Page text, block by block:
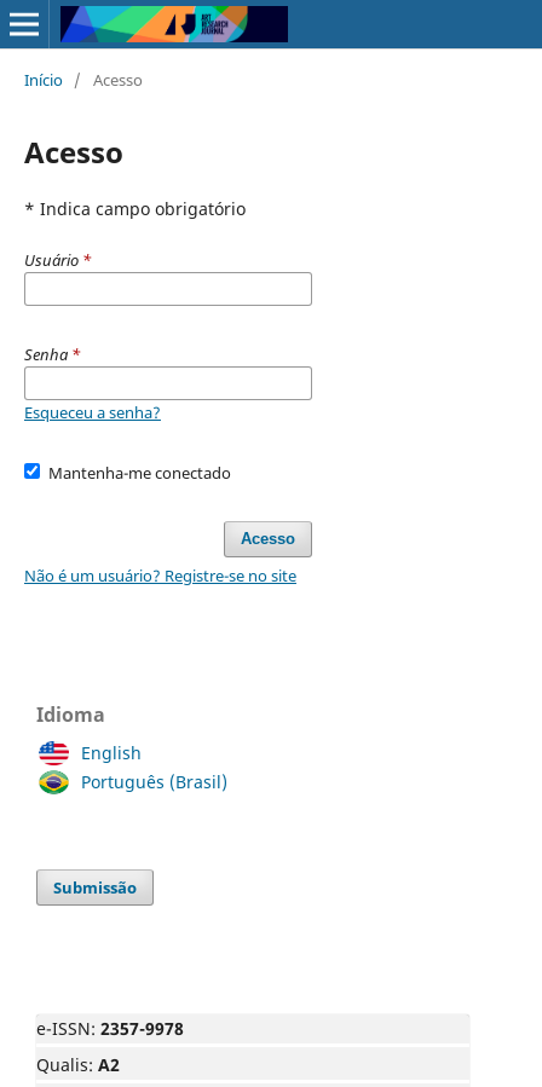
Início / Acesso
Acesso
* Indica campo obrigatório
Usuário *
Senha *
Esqueceu a senha?
Mantenha-me conectado
Acesso
Não é um usuário? Registre-se no site
Idioma
English
Português (Brasil)
Submissão
e-ISSN: 2357-9978
Qualis: A2